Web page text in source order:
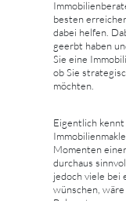
besten
dabei helfen.
geerbt haben
Sie eine
ob Sie
möchten.
Eigentlich kennt
Momenten
durchaus
jedoch viele bei
wünschen,